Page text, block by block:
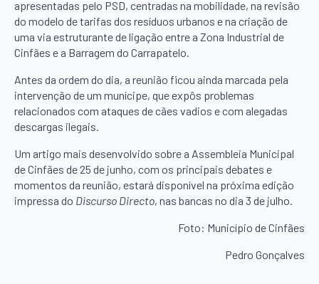
apresentadas pelo PSD, centradas na mobilidade, na revisão
do modelo de tarifas dos resíduos urbanos e na criação de
uma via estruturante de ligação entre a Zona Industrial de
Cinfães e a Barragem do Carrapatelo.
Antes da ordem do dia, a reunião ficou ainda marcada pela
intervenção de um munícipe, que expôs problemas
relacionados com ataques de cães vadios e com alegadas
descargas ilegais.
Um artigo mais desenvolvido sobre a Assembleia Municipal
de Cinfães de 25 de junho, com os principais debates e
momentos da reunião, estará disponível na próxima edição
impressa do Discurso Directo, nas bancas no dia 3 de julho.
Foto: Município de Cinfães
Pedro Gonçalves